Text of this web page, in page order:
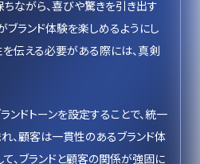
ちながら、喜びや驚きを引き出す
ブランド体験を楽しめるようにし
を伝える必要がある際には、真剣
ンドトーンを設定することで、統一
、顧客は一貫性のあるブランド体
、ブランドと顧客の関係が強固に